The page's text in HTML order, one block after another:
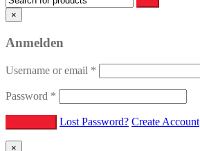
×
Anmelden
Username or email *
Password *
Lost Password? Create Account
×